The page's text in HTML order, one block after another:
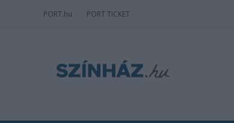
PORT.hu PORT TICKET